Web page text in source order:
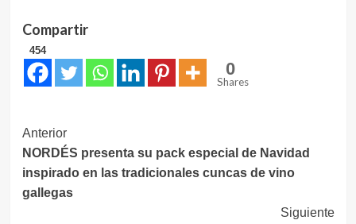
Compartir
454
0
Shares
Navegación
de
entradas
Anterior
NORDÉS presenta su pack especial de Navidad
inspirado en las tradicionales cuncas de vino
gallegas
Siguiente